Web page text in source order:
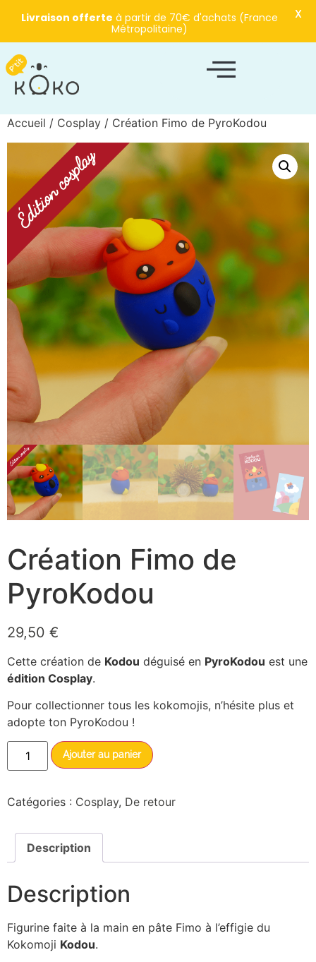
Accueil / Cosplay / Création Fimo de PyroKodou
Création Fimo de
PyroKodou
29,50 €
Cette création de Kodou déguisé en PyroKodou est une
édition Cosplay.
Pour collectionner tous les kokomojis, n’hésite plus et
adopte ton PyroKodou !
Ajouter au panier
Catégories : Cosplay, De retour
Description
Description
Figurine faite à la main en pâte Fimo à l’effigie du
Kokomoji Kodou.
Livraison offerte à partir de 70€ d'achats (France
Métropolitaine)
X